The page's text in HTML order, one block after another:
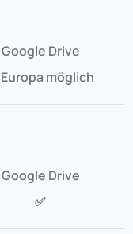
möglich
✅